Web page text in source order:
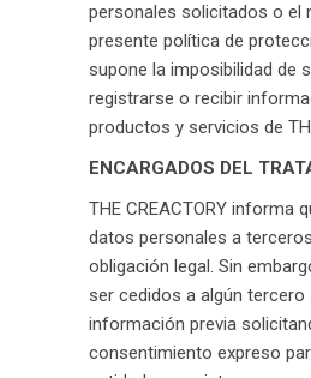
personales solicitados o el
presente política de
supone la imposibilidad de
registrarse o recibir
productos y servicios de
ENCARGADOS DEL
THE CREACTORY informa
datos personales a
obligación legal. Sin
ser cedidos a algún tercero
información previa
consentimiento expreso